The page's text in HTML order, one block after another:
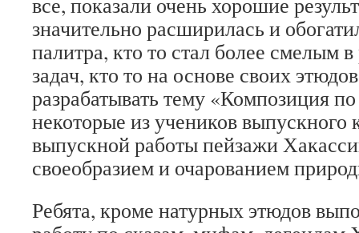
значительно расширилась и
палитра, кто то стал более смелым
задач, кто то на основе своих
разрабатывать тему «Композиция
некоторые из учеников выпускного
выпускной работы пейзажи
своеобразием и очарованием
Ребята, кроме натурных этюдов